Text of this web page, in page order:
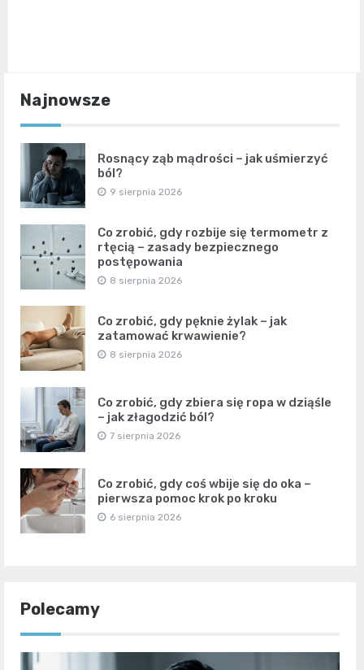
Najnowsze
Rosnący ząb mądrości – jak uśmierzyć
ból?
9 sierpnia 2026
Co zrobić, gdy rozbije się termometr z
rtęcią – zasady bezpiecznego
postępowania
8 sierpnia 2026
Co zrobić, gdy pęknie żylak – jak
zatamować krwawienie?
8 sierpnia 2026
Co zrobić, gdy zbiera się ropa w dziąśle
– jak złagodzić ból?
7 sierpnia 2026
Co zrobić, gdy coś wbije się do oka –
pierwsza pomoc krok po kroku
6 sierpnia 2026
Polecamy